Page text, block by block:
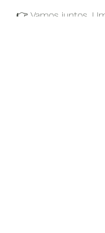
👉 Vamos juntos.